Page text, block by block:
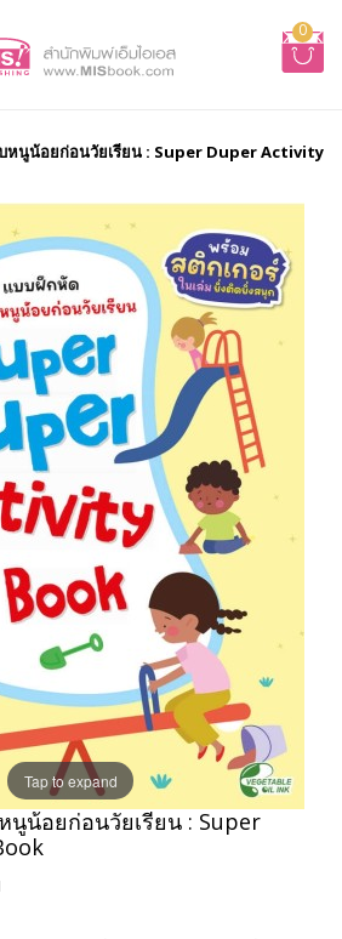
0
หนูน้อยก่อนวัยเรียน : Super Duper Activity
Tap to expand
น้อยก่อนวัยเรียน : Super